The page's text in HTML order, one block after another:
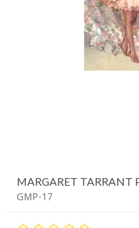
MARGARET TARRANT
GMP-17